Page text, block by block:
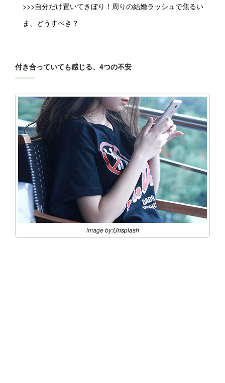
>>>自分だけ置いてきぼり！周りの結婚ラッシュで焦るい
ま、どうすべき？
付き合っていても感じる、4つの不安
image by:Unsplash